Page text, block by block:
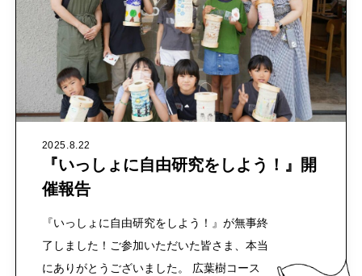
2025.8.22
『いっしょに自由研究をしよう！』開
催報告
『いっしょに自由研究をしよう！』が無事終
了しました！ご参加いただいた皆さま、本当
にありがとうございました。 広葉樹コース